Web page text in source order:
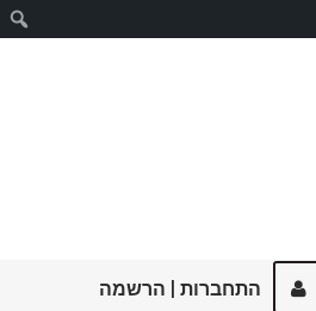
התחברות הרשמה